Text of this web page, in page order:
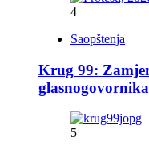
4
Saopštenja
Krug 99:
5